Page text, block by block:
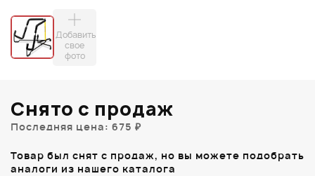
Добавить
свое
фото
Снято с продаж
Последняя цена: 675 ₽
Товар был снят с продаж, но вы можете подобрать
аналоги из нашего каталога